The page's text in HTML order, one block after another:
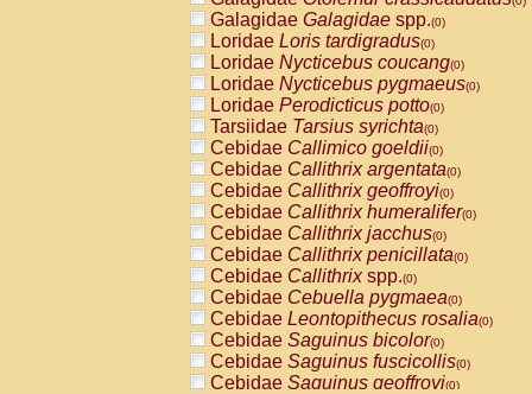
Galagidae Galagidae spp.(0)
Loridae Loris tardigradus(0)
Loridae Nycticebus coucang(0)
Loridae Nycticebus pygmaeus(0)
Loridae Perodicticus potto(0)
Tarsiidae Tarsius syrichta(0)
Cebidae Callimico goeldii(0)
Cebidae Callithrix argentata(0)
Cebidae Callithrix geoffroyi(0)
Cebidae Callithrix humeralifer(0)
Cebidae Callithrix jacchus(0)
Cebidae Callithrix penicillata(0)
Cebidae Callithrixspp.(0)
Cebidae Cebuella pygmaea(0)
Cebidae Leontopithecus rosalia(0)
Cebidae Saguinus bicolor(0)
Cebidae Saguinus fuscicollis(0)
Cebidae Saguinus geoffroyi(0)